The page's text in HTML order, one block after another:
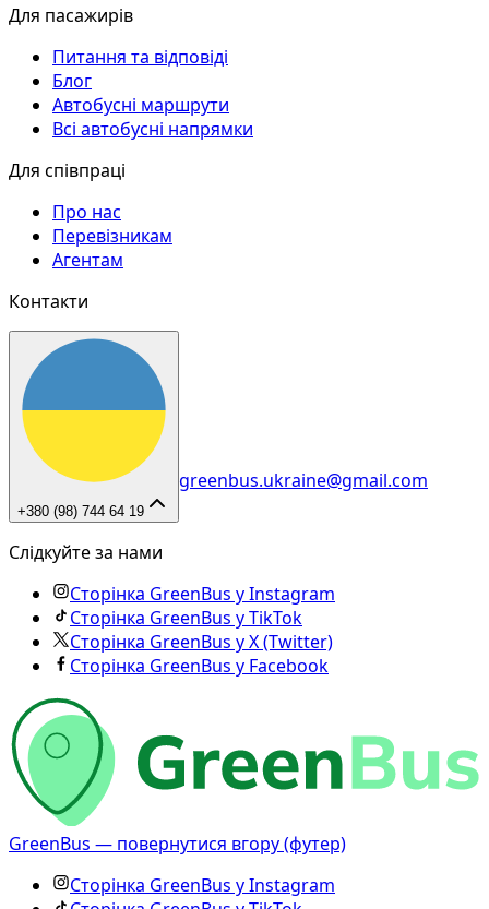
Для пасажирів
Питання та відповіді
Блог
Автобусні маршрути
Всі автобусні напрямки
Для співпраці
Про нас
Перевізникам
Агентам
Контакти
+380 (98) 744 64 19
greenbus.ukraine@gmail.com
Слідкуйте за нами
Сторінка GreenBus у Instagram
Сторінка GreenBus у TikTok
Сторінка GreenBus у X (Twitter)
Сторінка GreenBus у Facebook
GreenBus — повернутися вгору (футер)
Сторінка GreenBus у Instagram